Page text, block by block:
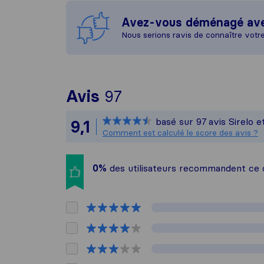
Avez-vous déménagé
Nous serions ravis de connaître
Avis 97
Sirelo n'est pas
Tous les avis
9,1 basé sur 97 avis Sirelo
Comment est calculé le score des avis ?
0% des utilisateurs recommandent ce